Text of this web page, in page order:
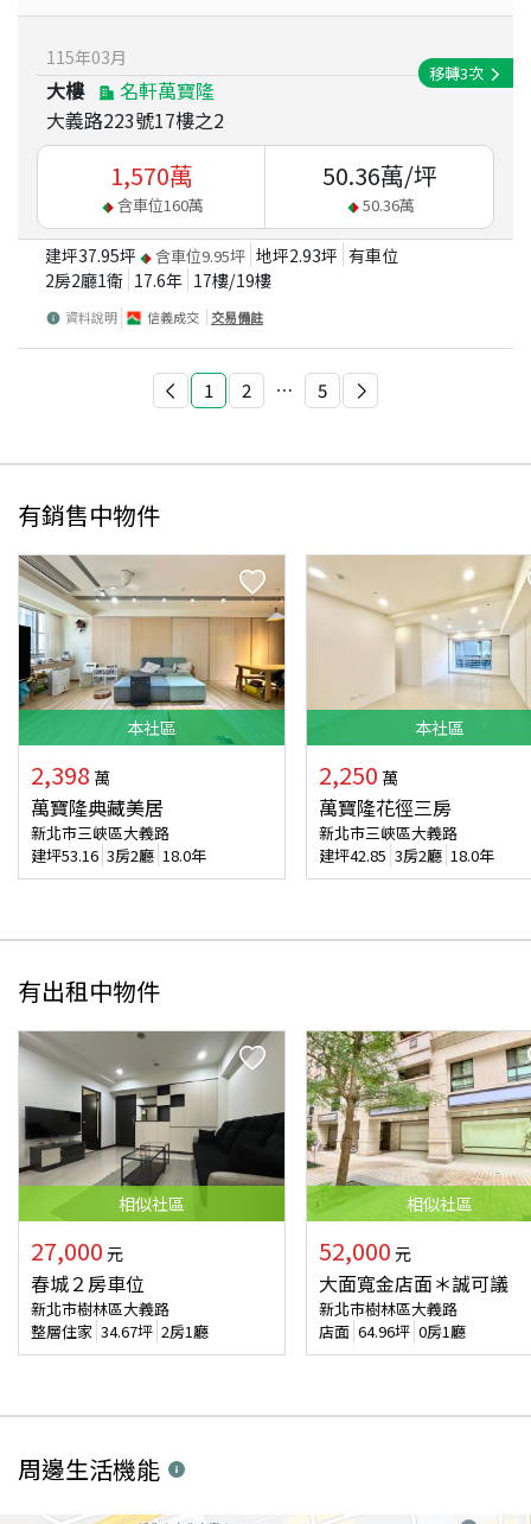
115年03月
大樓
名軒萬寶隆
大義路223號17樓之2
移轉3次
1,570萬
含車位160萬
50.36萬/坪
50.36萬
建坪37.95坪 含車位9.95坪 地坪2.93坪 有車位
2房2廳1衛 17.6年 17樓/19樓
資料說明 信義成交 交易備註
1 2 ⋯ 5
有銷售中物件
本社區
2,398 萬
萬寶隆典藏美居
新北市三峽區大義路
建坪53.16 3房2廳 18.0年
本社區
2,250 萬
萬寶隆花徑三房
新北市三峽區大義路
建坪42.85 3房2廳 18.0年
有出租中物件
相似社區
27,000 元
春城２房車位
新北市樹林區大義路
整層住家 34.67坪 2房1廳
相似社區
52,000 元
大面寬金店面＊誠可議
新北市樹林區大義路
店面 64.96坪 0房1廳
周邊生活機能